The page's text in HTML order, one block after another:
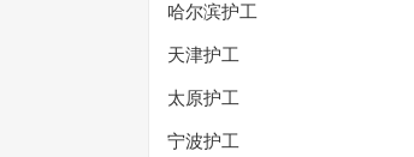
哈尔滨护工
天津护工
太原护工
宁波护工